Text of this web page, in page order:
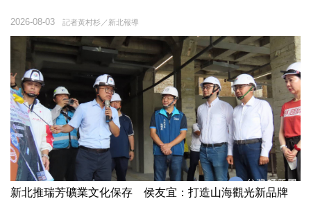
記者黃村杉／新北報導
2026-08-03
新北推瑞芳礦業文化保存 侯友宜：打造山海觀光新品牌